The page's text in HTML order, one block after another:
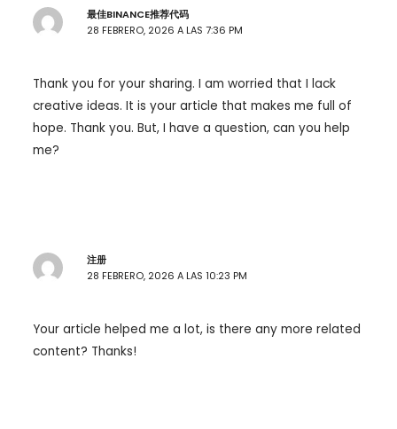
最佳BINANCE推荐代码
28 FEBRERO, 2026 A LAS 7:36 PM
Thank you for your sharing. I am worried that I lack
creative ideas. It is your article that makes me full of
hope. Thank you. But, I have a question, can you help
me?
注册
28 FEBRERO, 2026 A LAS 10:23 PM
Your article helped me a lot, is there any more related
content? Thanks!